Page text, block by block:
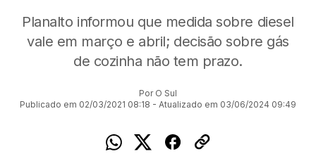
Planalto informou que medida sobre diesel
vale em março e abril; decisão sobre gás
de cozinha não tem prazo.
Por O Sul
Publicado em 02/03/2021 08:18 - Atualizado em 03/06/2024 09:49